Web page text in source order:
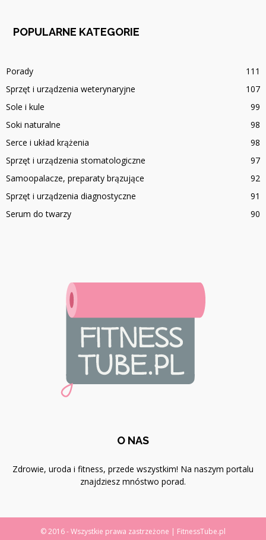
POPULARNE KATEGORIE
Porady
111
Sprzęt i urządzenia weterynaryjne
107
Sole i kule
99
Soki naturalne
98
Serce i układ krążenia
98
Sprzęt i urządzenia stomatologiczne
97
Samoopalacze, preparaty brązujące
92
Sprzęt i urządzenia diagnostyczne
91
Serum do twarzy
90
O NAS
Zdrowie, uroda i fitness, przede wszystkim! Na naszym portalu
znajdziesz mnóstwo porad.
© 2016 - Wszystkie prawa zastrzeżone | FitnessTube.pl